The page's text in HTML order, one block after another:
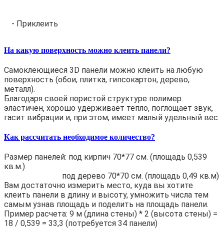
- Приклеить
На какую поверхность можно клеить панели?
Самоклеющиеся 3D панели можно клеить на любую
поверхность (обои, плитка, гипсокартон, дерево,
металл).
Благодаря своей пористой структуре полимер:
эластичен, хорошо удерживает тепло, поглощает звук,
гасит вибрации и, при этом, имеет малый удельный вес.
Как рассчитать необходимое количество?
Размер панелей: под кирпич 70*77 см. (площадь 0,539
кв.м.)
под дерево 70*70 см. (площадь 0,49 кв.м)
Вам достаточно измерить место, куда вы хотите
клеить панели в длину и высоту, умножить числа тем
самым узнав площадь и поделить на площадь панели.
Пример расчета: 9 м (длина стены) * 2 (высота стены) =
18 / 0,539 = 33,3 (потребуется 34 панели)